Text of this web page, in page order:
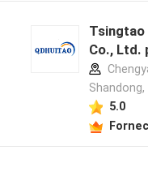
Tsingtao
Co., Ltd.
Shandong,
5.0